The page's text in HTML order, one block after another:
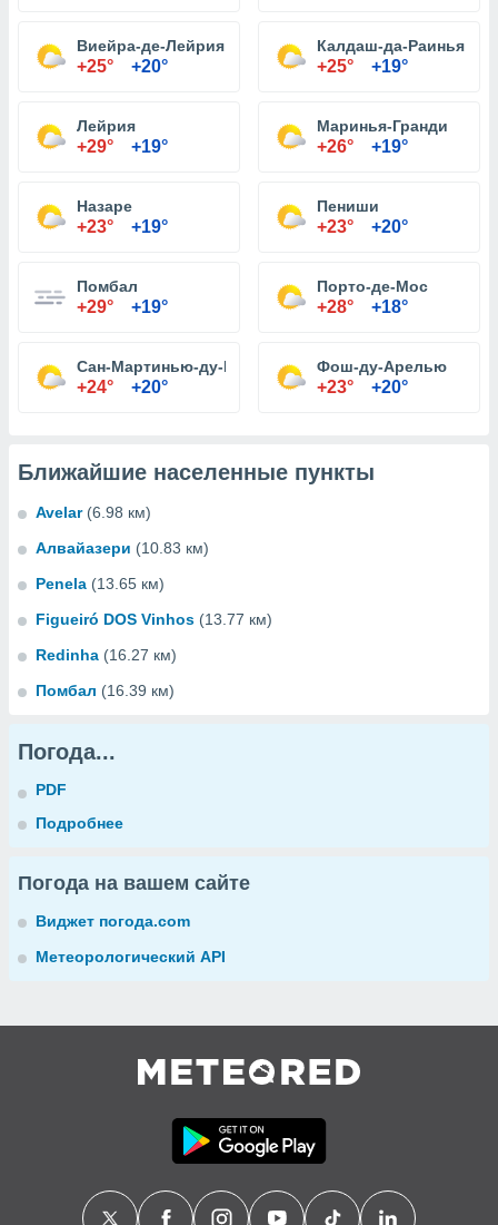
Виейра-де-Лейрия
+25° +20°
Калдаш-да-Раинья
+25° +19°
Лейрия
+29° +19°
Маринья-Гранди
+26° +19°
Назаре
+23° +19°
Пениши
+23° +20°
Помбал
+29° +19°
Порто-де-Мос
+28° +18°
Сан-Мартинью-ду-Порту
+24° +20°
Фош-ду-Арелью
+23° +20°
Ближайшие населенные пункты
Avelar (6.98 км)
Алвайазери (10.83 км)
Penela (13.65 км)
Figueiró DOS Vinhos (13.77 км)
Redinha (16.27 км)
Помбал (16.39 км)
Погода...
PDF
Подробнее
Погода на вашем сайте
Виджет погода.com
Метеорологический API